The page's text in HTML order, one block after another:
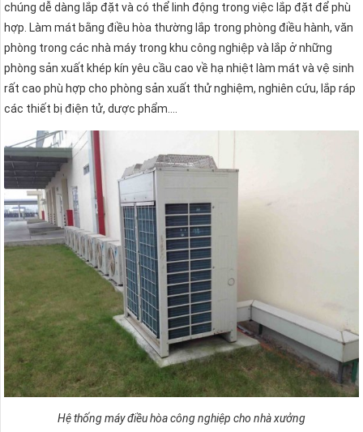
chúng dễ dàng lắp đặt và có thể linh động trong việc lắp đặt để phù
hợp. Làm mát bằng điều hòa thường lắp trong phòng điều hành, văn
phòng trong các nhà máy trong khu công nghiệp và lắp ở những
phòng sản xuất khép kín yêu cầu cao về hạ nhiệt làm mát và vệ sinh
rất cao phù hợp cho phòng sản xuất thử nghiệm, nghiên cứu, lắp ráp
các thiết bị điện tử, dược phẩm….
Hệ thống máy điều hòa công nghiệp cho nhà xưởng